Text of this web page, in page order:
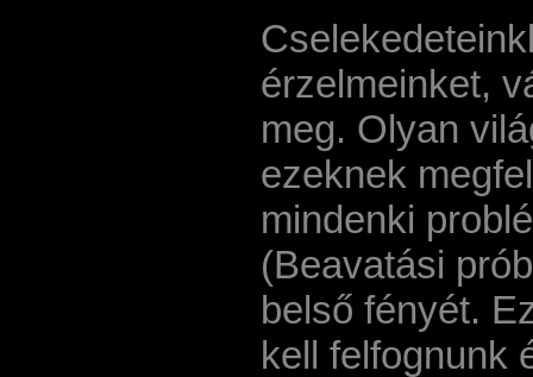
érzelmeinket,
meg. Olyan
ezeknek
mindenki
(Beavatási
belső fényét.
kell felfognunk